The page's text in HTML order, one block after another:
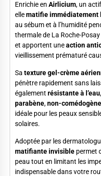
Enrichie en Airlicium, un
ellematifie immédiatement
au sébum et à l’humidité
thermale de La Roche-Posay
et apportent uneaction
vieillissement prématuré
Sa texture gel-crème
pénètre rapidement sans
également résistante à l’eau,
parabène,non-comédogène
idéale pour les peaux
solaires.
Adoptée par les
matifiante invisible permet
peau tout en limitant les
indispensable dans votre